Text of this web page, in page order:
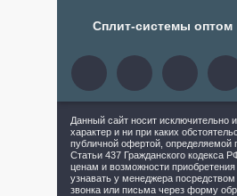
Сплит-системы оптом
Данный сайт носит исключительно
характер и ни при каких
публичной офертой, определяемой
Статьи 437 Гражданского кодекса
ценам и возможности
узнавать у менеджера
звонка или письма через форму